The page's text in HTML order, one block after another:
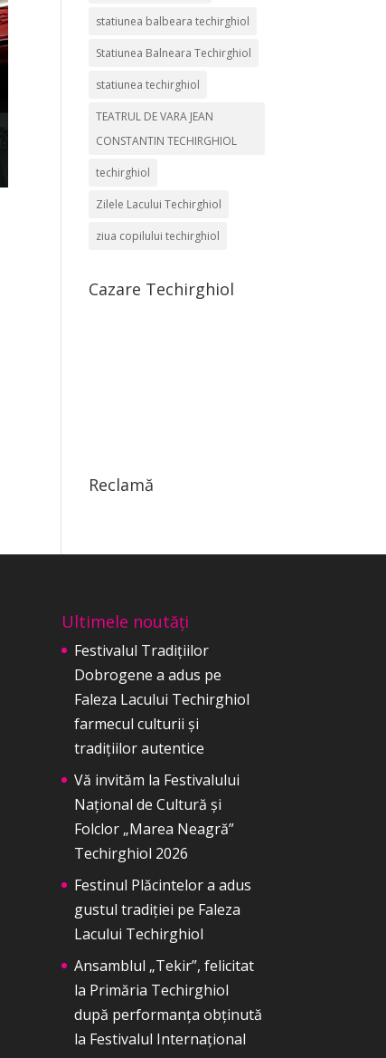
statiunea balbeara techirghiol
Statiunea Balneara Techirghiol
statiunea techirghiol
TEATRUL DE VARA JEAN
CONSTANTIN TECHIRGHIOL
techirghiol
Zilele Lacului Techirghiol
ziua copilului techirghiol
Cazare Techirghiol
Reclamă
Ultimele noutăți
Festivalul Tradițiilor
Dobrogene a adus pe
Faleza Lacului Techirghiol
farmecul culturii și
tradițiilor autentice
Vă invităm la Festivalului
Național de Cultură și
Folclor „Marea Neagră”
Techirghiol 2026
Festinul Plăcintelor a adus
gustul tradiției pe Faleza
Lacului Techirghiol
Ansamblul „Tekir”, felicitat
la Primăria Techirghiol
după performanța obținută
la Festivalul Internațional